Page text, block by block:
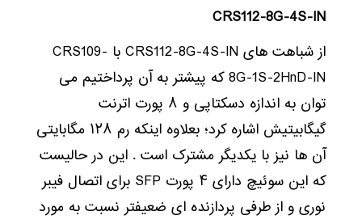
CRS112-8G-4S-IN
از شباهت های CRS112-8G-4S-IN با CRS109-
8G-1S-2HnD-IN که پیشتر به آن پرداختیم می
توان به اندازه دسکتاپی و ۸ پورت اترنت
گیگابیتیش اشاره کرد؛ بعلاوه اینکه رم ۱۲۸ مگابایتی
آن ها نیز با یکدیگر مشترک است . این در حالیست
که این سوئیچ دارای ۴ پورت SFP برای اتصال فیبر
نوری و از طرفی پردازنده ای ضعیفتر نسبت به مورد